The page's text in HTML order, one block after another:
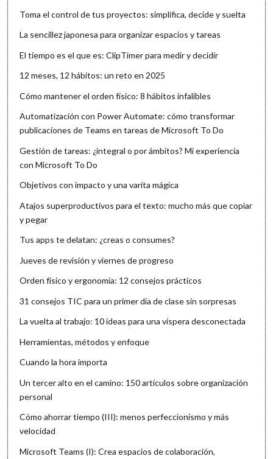
Toma el control de tus proyectos: simplifica, decide y suelta
La sencillez japonesa para organizar espacios y tareas
El tiempo es el que es: ClipTimer para medir y decidir
12 meses, 12 hábitos: un reto en 2025
Cómo mantener el orden físico: 8 hábitos infalibles
Automatización con Power Automate: cómo transformar
publicaciones de Teams en tareas de Microsoft To Do
Gestión de tareas: ¿integral o por ámbitos? Mi experiencia
con Microsoft To Do
Objetivos con impacto y una varita mágica
Atajos superproductivos para el texto: mucho más que copiar
y pegar
Tus apps te delatan: ¿creas o consumes?
Jueves de revisión y viernes de progreso
Orden físico y ergonomía: 12 consejos prácticos
31 consejos TIC para un primer día de clase sin sorpresas
La vuelta al trabajo: 10 ideas para una víspera desconectada
Herramientas, métodos y enfoque
Cuando la hora importa
Un tercer alto en el camino: 150 artículos sobre organización
personal
Cómo ahorrar tiempo (III): menos perfeccionismo y más
velocidad
Microsoft Teams (I): Crea espacios de colaboración,